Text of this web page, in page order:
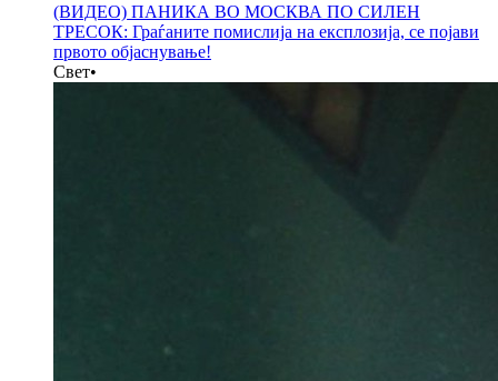
(ВИДЕО) ПАНИКА ВО МОСКВА ПО СИЛЕН
ТРЕСОК: Граѓаните помислија на експлозија, се појави
првото објаснување!
Свет•